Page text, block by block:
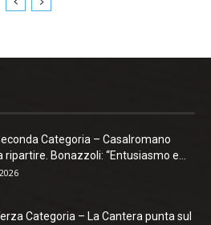
Categoria – Casalromano
ripartire. Bonazzoli: “Entusiasmo e...
Categoria – La Cantera punta sul